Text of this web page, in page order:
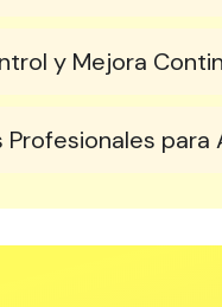
y Mejora
Profesionales